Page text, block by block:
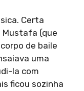
Certa
(que
de baile
uma
la com
ficou sozinha